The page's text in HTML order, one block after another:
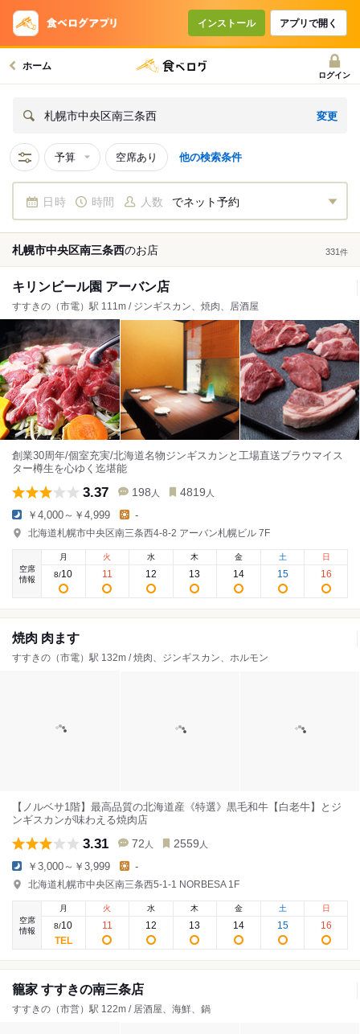
インストール アプリで開く
ホーム
ログイン
札幌市中央区南三条西 変更
予算 空席あり 他の検索条件
日時 時間 人数 でネット予約
札幌市中央区南三条西のお店 331 件
キリンビール園 アーバン店
すすきの（市電）駅 111m / ジンギスカン、焼肉、居酒屋
創業30周年/個室充実/北海道名物ジンギスカンと工場直送ブラウマイス
ター樽生を心ゆく迄堪能
3.37 198 人 4819 人
￥4,000～￥4,999 -
北海道札幌市中央区南三条西4-8-2 アーバン札幌ビル 7F
空席
情報
月
8/10
火
11
水
12
木
13
金
14
土
15
日
16
焼肉 肉ます
すすきの（市電）駅 132m / 焼肉、ジンギスカン、ホルモン
【ノルベサ1階】最高品質の北海道産《特選》黒毛和牛【白老牛】とジ
ンギスカンが味わえる焼肉店
3.31 72 人 2559 人
￥3,000～￥3,999 -
北海道札幌市中央区南三条西5-1-1 NORBESA 1F
空席
情報
月
8/10
火
11
水
12
木
13
金
14
土
15
日
16
籠家 すすきの南三条店
すすきの（市営）駅 122m / 居酒屋、海鮮、鍋